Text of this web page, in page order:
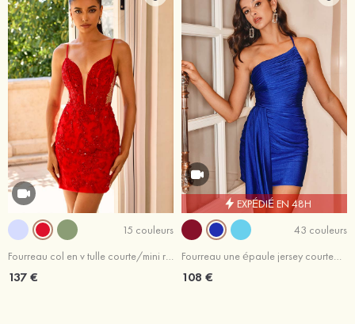
15 couleurs
Fourreau col en v tulle courte/mini robe de fête de la rentrée
137 €
EXPÉDIÉ EN 48H
43 couleurs
Fourreau une épaule jersey courte/mini robe de fête de la rentrée
108 €